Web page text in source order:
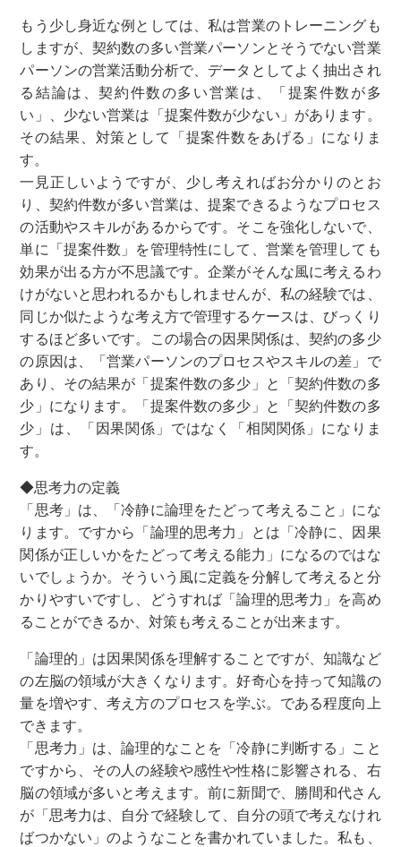
もう少し身近な例としては、私は営業のトレーニングも
しますが、契約数の多い営業パーソンとそうでない営業
パーソンの営業活動分析で、データとしてよく抽出され
る結論は、契約件数の多い営業は、「提案件数が多
い」、少ない営業は「提案件数が少ない」があります。
その結果、対策として「提案件数をあげる」になりま
す。
一見正しいようですが、少し考えればお分かりのとお
り、契約件数が多い営業は、提案できるようなプロセス
の活動やスキルがあるからです。そこを強化しないで、
単に「提案件数」を管理特性にして、営業を管理しても
効果が出る方が不思議です。企業がそんな風に考えるわ
けがないと思われるかもしれませんが、私の経験では、
同じか似たような考え方で管理するケースは、びっくり
するほど多いです。この場合の因果関係は、契約の多少
の原因は、「営業パーソンのプロセスやスキルの差」で
あり、その結果が「提案件数の多少」と「契約件数の多
少」になります。「提案件数の多少」と「契約件数の多
少」は、「因果関係」ではなく「相関関係」になりま
す。
◆思考力の定義
「思考」は、「冷静に論理をたどって考えること」にな
ります。ですから「論理的思考力」とは「冷静に、因果
関係が正しいかをたどって考える能力」になるのではな
いでしょうか。そういう風に定義を分解して考えると分
かりやすいですし、どうすれば「論理的思考力」を高め
ることができるか、対策も考えることが出来ます。
「論理的」は因果関係を理解することですが、知識など
の左脳の領域が大きくなります。好奇心を持って知識の
量を増やす、考え方のプロセスを学ぶ。である程度向上
できます。
「思考力」は、論理的なことを「冷静に判断する」こと
ですから、その人の経験や感性や性格に影響される、右
脳の領域が多いと考えます。前に新聞で、勝間和代さん
が「思考力は、自分で経験して、自分の頭で考えなけれ
ばつかない」のようなことを書かれていました。私も、